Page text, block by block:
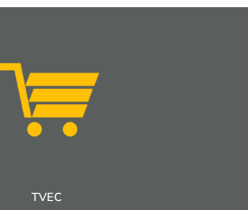
TVEC